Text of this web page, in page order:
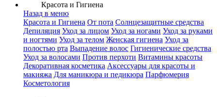
Красота и Гигиена
Назад в меню
Красота и Гигиена От пота Солнцезащитные средства
Депиляция Уход за лицом Уход за ногами Уход за руками
и ногтями Уход за телом Женская гигиена Уход за
полостью рта Выпадение волос Гигиенические средства
Уход за волосами Против перхоти Витамины красоты
Декоративная косметика Аксессуары для красоты и
макияжа Для маникюра и педикюра Парфюмерия
Косметология